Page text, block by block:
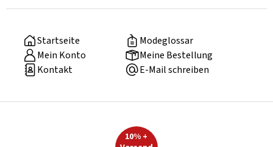
Startseite
Modeglossar
Mein Konto
Meine Bestellung
Kontakt
E-Mail schreiben
10% +